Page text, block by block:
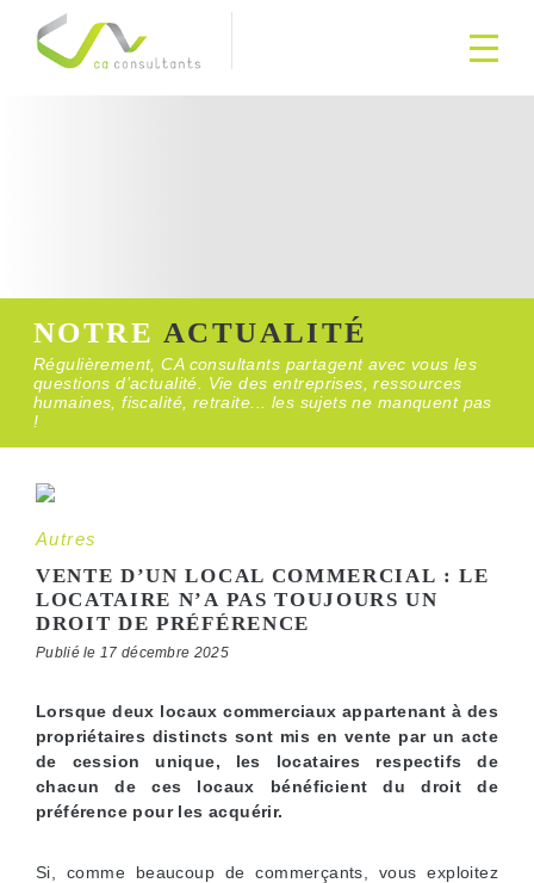
NOTRE ACTUALITÉ
Régulièrement, CA consultants partagent avec vous les
questions d’actualité. Vie des entreprises, ressources
humaines, fiscalité, retraite... les sujets ne manquent pas
!
Autres
VENTE D’UN LOCAL COMMERCIAL : LE
LOCATAIRE N’A PAS TOUJOURS UN
DROIT DE PRÉFÉRENCE
Publié le 17 décembre 2025
Lorsque deux locaux commerciaux appartenant à des
propriétaires distincts sont mis en vente par un acte
de cession unique, les locataires respectifs de
chacun de ces locaux bénéficient du droit de
préférence pour les acquérir.
Si, comme beaucoup de commerçants, vous exploitez